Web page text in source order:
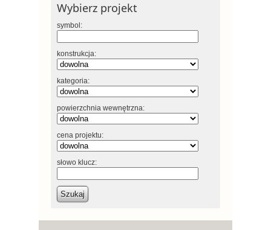
Wybierz projekt
symbol:
konstrukcja:
kategoria:
powierzchnia wewnętrzna:
cena projektu:
słowo klucz:
Szukaj